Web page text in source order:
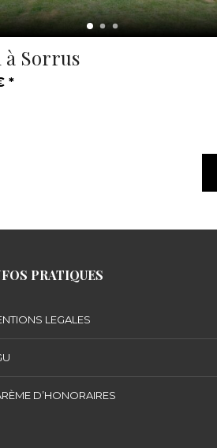
à Sorrus
*
PRATIQUES
LEGALES
D’HONORAIRES